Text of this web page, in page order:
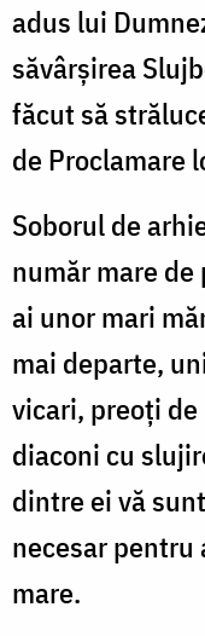
adus lui
săvârșirea
făcut să
de Proclamare
Soborul de
număr mare
ai unor mari
mai departe,
vicari, preoți
diaconi cu
dintre ei vă
necesar pentru
mare.